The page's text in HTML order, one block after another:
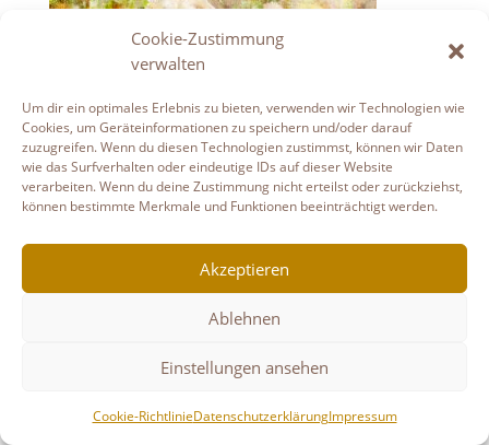
Cookie-Zustimmung
verwalten
Um dir ein optimales Erlebnis zu bieten, verwenden wir Technologien wie
Cookies, um Geräteinformationen zu speichern und/oder darauf
zuzugreifen. Wenn du diesen Technologien zustimmst, können wir Daten
wie das Surfverhalten oder eindeutige IDs auf dieser Website
verarbeiten. Wenn du deine Zustimmung nicht erteilst oder zurückziehst,
können bestimmte Merkmale und Funktionen beeinträchtigt werden.
Akzeptieren
Ablehnen
Einstellungen ansehen
Cookie-RichtlinieDatenschutzerklärungImpressum
Datenschutzerklärung
Haftungsausschluss
Impressum
Copyright © Gudruns Bilderhaus